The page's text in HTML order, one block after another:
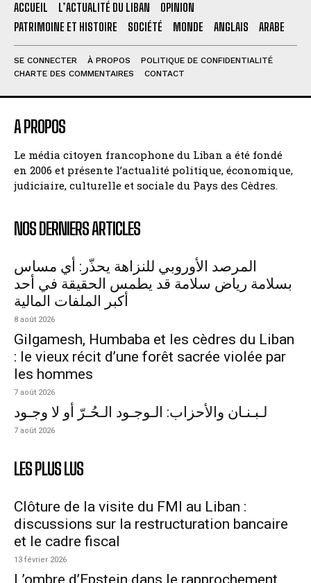
ACCUEIL L’ACTUALITÉ DU LIBAN
OPINION
PATRIMOINE ET HISTOIRE
SOCIÉTÉ MONDE ANGLAIS ARABE
SE CONNECTER À PROPOS
POLITIQUE DE CONFIDENTIALITÉ
CHARTE DES COMMENTAIRES
CONTACT
A PROPOS
Le média citoyen francophone du Liban a été fondé
en 2006 et présente l’actualité politique, économique,
judiciaire, culturelle et sociale du Pays des Cèdres.
NOS DERNIERS ARTICLES
المرصد الأوروبي للنزاهة يحذّر: أي مساس
بسلامة رياض سلامة قد يطمس الحقيقة في أحد
أكبر الملفات المالية
8 août 2026
Gilgamesh, Humbaba et les cèdres du Liban
: le vieux récit d’une forêt sacrée violée par
les hommes
7 août 2026
لـبـنـان والأحزاب: الـوجـود الـحُـرّ أو لا وجـود
7 août 2026
LES PLUS LUS
Clôture de la visite du FMI au Liban :
discussions sur la restructuration bancaire
et le cadre fiscal
13 février 2026
L’ombre d’Epstein dans le rapprochement